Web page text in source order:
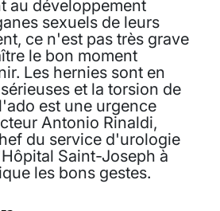
au développement
sexuels de leurs
ce n'est pas très grave
le bon moment
Les hernies sont en
et la torsion de
est une urgence
Antonio Rinaldi,
du service d'urologie
Saint-Joseph à
les bons gestes.